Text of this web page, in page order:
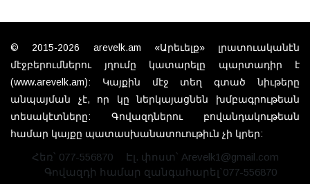
© 2015-2026 arevelk.am «Արեւելք» լրատուականէն
մէջբերումներու յղումը կատարելը պարտադիր է
(www.arevelk.am): Կայքին մէջ տեղ գտած նիւթերը
անպայման չէ, որ կը ներկայացնեն խմբագրութեան
տեսակէտները: Գովազդներու բովանդակութեան
համար կայքը պատասխանատուութիւն չի կրեր:
Հեռ՝ 077-556870
Էլ. փոստ՝ Arevelk1@gmail.com
Գովազդի համար զանգահարել`077-556870